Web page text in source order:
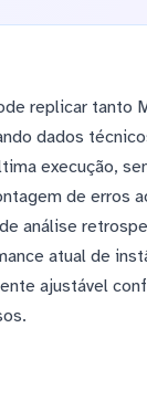
replicar
dados
execução,
de erros
análise
atual de
ajustável